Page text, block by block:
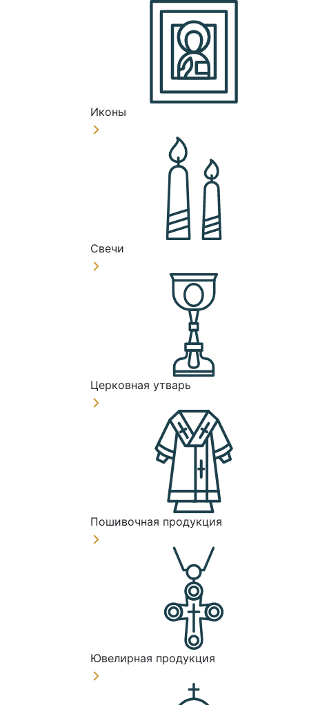
Иконы
Свечи
Церковная утварь
Пошивочная продукция
Ювелирная продукция